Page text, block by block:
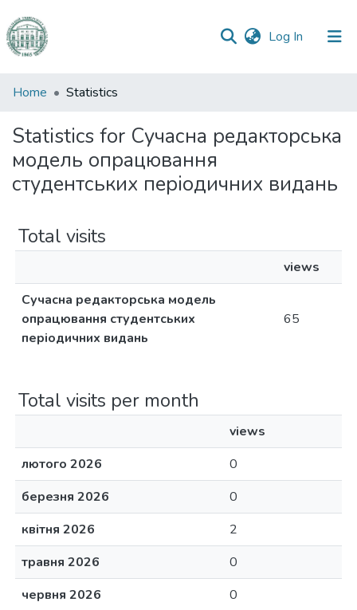
Log In (current)
Communities
Collections
All of DSpace
Home Statistics
Statistics for Сучасна редакторська
модель опрацювання
студентських періодичних видань
Total visits
views
Сучасна редакторська модель
опрацювання студентських
періодичних видань
65
Total visits per month
views
лютого 2026
0
березня 2026
0
квітня 2026
2
травня 2026
0
червня 2026
0